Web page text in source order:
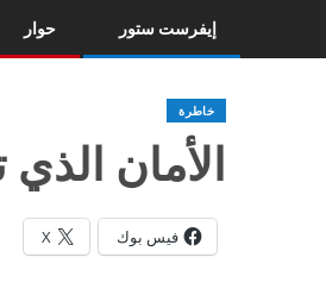
إيفرست ستور حوار
خاطرة
الأمان الذي
فيس بوك X